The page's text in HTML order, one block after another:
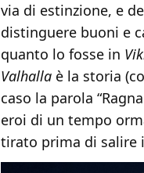
via di estinzione, e
distinguere buoni e
quanto lo fosse in
Valhalla è la storia
caso la parola
eroi di un tempo
tirato prima di salire